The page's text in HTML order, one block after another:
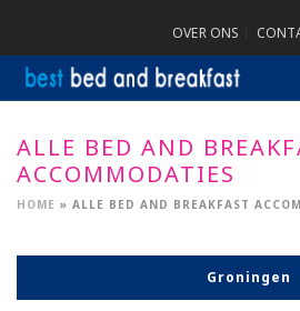
OVER ONS
ALLE BED AND
ACCOMMODATIES
HOME » ALLE BED AND BREAKFAST
Groningen